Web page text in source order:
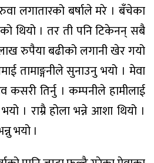
लगातारको बर्षाले मरे । बँचेका
थियो । तर ती पनि टिकेनन् सबै
लाख रुपैया बढीको लगानी खेर गयो
तामाङ्गनीले सुनाउनु भयो । मेवा
तिर्नु । कम्पनीले हामीलाई
। राम्रै होला भन्ने आशा थियो ।
भयो ।